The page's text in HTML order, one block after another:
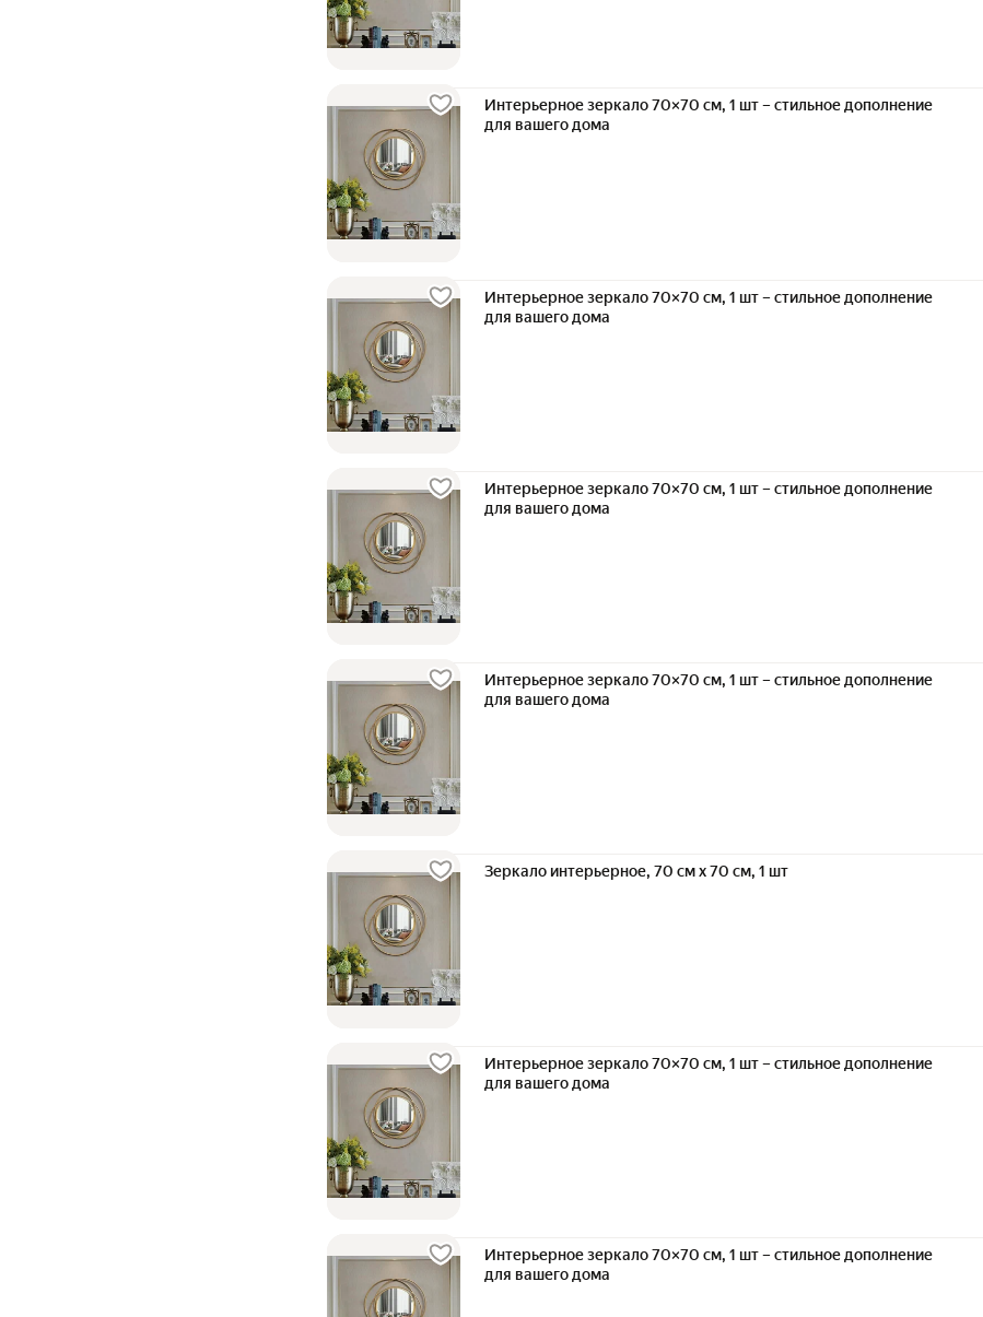
Интерьерное зеркало 70×70 см, 1 шт – стильное дополнение
для вашего дома
Интерьерное зеркало 70×70 см, 1 шт – стильное дополнение
для вашего дома
Интерьерное зеркало 70×70 см, 1 шт – стильное дополнение
для вашего дома
Интерьерное зеркало 70×70 см, 1 шт – стильное дополнение
для вашего дома
Зеркало интерьерное, 70 см х 70 см, 1 шт
Интерьерное зеркало 70×70 см, 1 шт – стильное дополнение
для вашего дома
Интерьерное зеркало 70×70 см, 1 шт – стильное дополнение
для вашего дома